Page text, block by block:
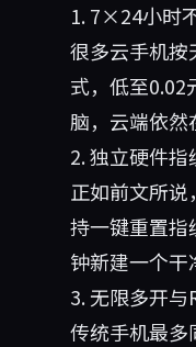
1. 7×24小时
很多云手机按
式，低至
脑，云端依
2. 独立硬件指
正如前文所
持一键重置指
钟新建一个干
3. 无限多开与
传统手机最多